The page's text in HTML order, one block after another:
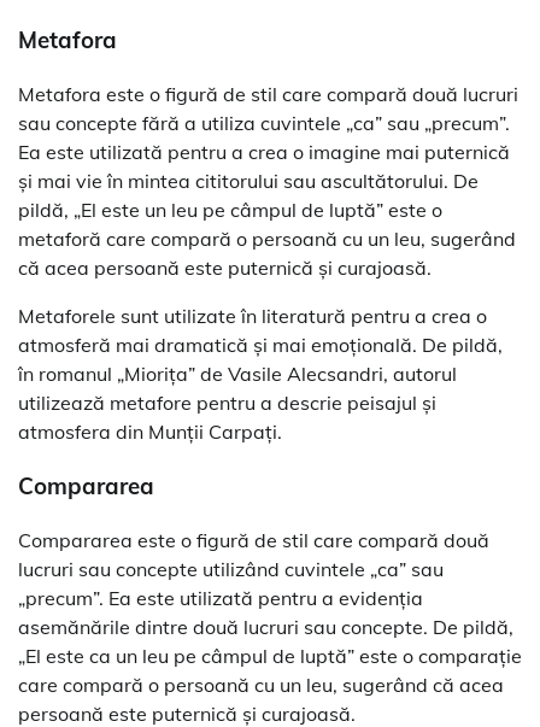
Metafora
Metafora este o figură de stil care compară două lucruri
sau concepte fără a utiliza cuvintele „ca” sau „precum”.
Ea este utilizată pentru a crea o imagine mai puternică
și mai vie în mintea cititorului sau ascultătorului. De
pildă, „El este un leu pe câmpul de luptă” este o
metaforă care compară o persoană cu un leu, sugerând
că acea persoană este puternică și curajoasă.
Metaforele sunt utilizate în literatură pentru a crea o
atmosferă mai dramatică și mai emoțională. De pildă,
în romanul „Miorița” de Vasile Alecsandri, autorul
utilizează metafore pentru a descrie peisajul și
atmosfera din Munții Carpați.
Compararea
Compararea este o figură de stil care compară două
lucruri sau concepte utilizând cuvintele „ca” sau
„precum”. Ea este utilizată pentru a evidenția
asemănările dintre două lucruri sau concepte. De pildă,
„El este ca un leu pe câmpul de luptă” este o comparație
care compară o persoană cu un leu, sugerând că acea
persoană este puternică și curajoasă.